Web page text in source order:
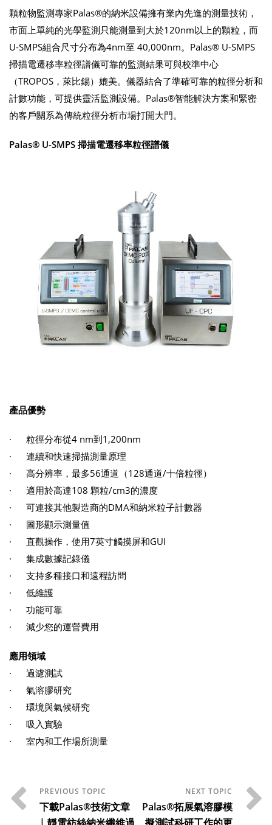
顆粒物監測專家Palas®的納米設備擁有業內先進的測量技術，
市面上單純的光學監測只能測量到大於120nm以上的顆粒，而
U-SMPS組合尺寸分布為4nm至 40,000nm。Palas® U-SMPS
掃描電遷移率粒徑譜儀可靠的監測結果可與校準中心
（TROPOS，萊比錫）媲美。儀器結合了準確可靠的粒徑分析和
計數功能，可提供靈活監測設備。Palas®智能解決方案和緊密
的客戶關系為傳統粒徑分析市場打開大門。
Palas® U-SMPS 掃描電遷移率粒徑譜儀
產品優勢
· 粒徑分布從4 nm到1,200nm
· 連續和快速掃描測量原理
· 高分辨率，最多56通道（128通道/十倍粒徑）
· 適用於高達108 顆粒/cm3的濃度
· 可連接其他製造商的DMA和納米粒子計數器
· 圖形顯示測量值
· 直觀操作，使用7英寸觸摸屏和GUI
· 集成數據記錄儀
· 支持多種接口和遠程訪問
· 低維護
· 功能可靠
· 減少您的運營費用
應用領域
· 過濾測試
· 氣溶膠研究
· 環境與氣候研究
· 吸入實驗
· 室內和工作場所測量
下載Palas®技術文章
Palas®拓展氣溶膠模